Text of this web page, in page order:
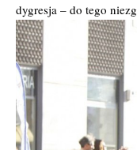
dygresja – do tego